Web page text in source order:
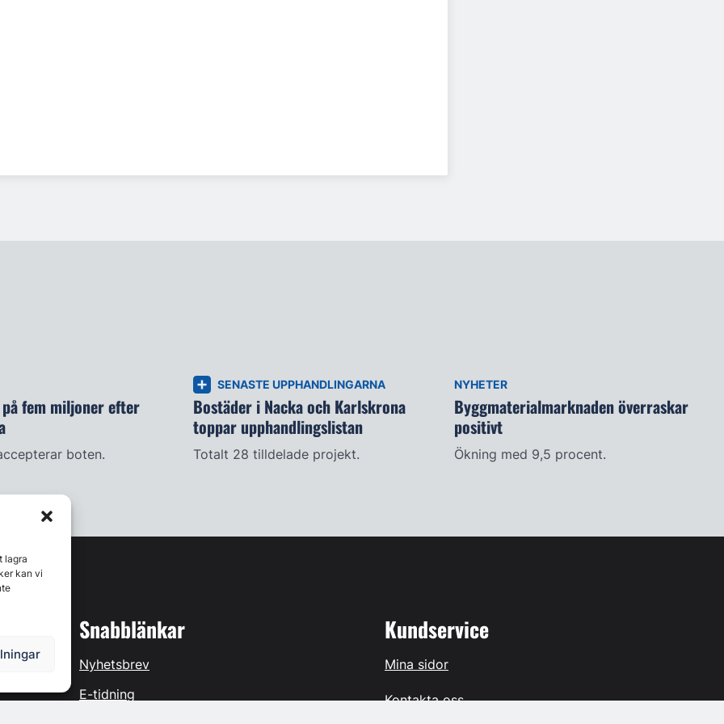
lagra
kan vi
på fem miljoner efter
boten.
SENASTE UPPHANDLINGARNA
Bostäder i Nacka och Karlskrona
toppar upphandlingslistan
Totalt 28 tilldelade projekt.
NYHETER
Byggmaterialmarknaden överraskar
positivt
Ökning med 9,5 procent.
Snabblänkar
Nyhetsbrev
E-tidning
Kundservice
Mina sidor
Kontakta oss